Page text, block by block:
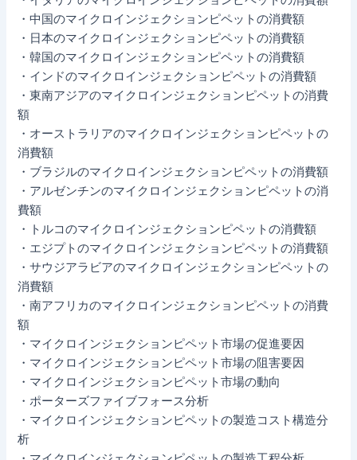
・中国のマイクロインジェクションピペットの消費額
・日本のマイクロインジェクションピペットの消費額
・韓国のマイクロインジェクションピペットの消費額
・インドのマイクロインジェクションピペットの消費額
・東南アジアのマイクロインジェクションピペットの消費
額
・オーストラリアのマイクロインジェクションピペットの
消費額
・ブラジルのマイクロインジェクションピペットの消費額
・アルゼンチンのマイクロインジェクションピペットの消
費額
・トルコのマイクロインジェクションピペットの消費額
・エジプトのマイクロインジェクションピペットの消費額
・サウジアラビアのマイクロインジェクションピペットの
消費額
・南アフリカのマイクロインジェクションピペットの消費
額
・マイクロインジェクションピペット市場の促進要因
・マイクロインジェクションピペット市場の阻害要因
・マイクロインジェクションピペット市場の動向
・ポーターズファイブフォース分析
・マイクロインジェクションピペットの製造コスト構造分
析